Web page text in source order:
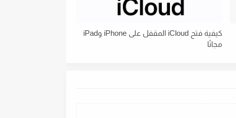
كيفية فتح iCloud المقفل على iPhone وiPad
مجانًا